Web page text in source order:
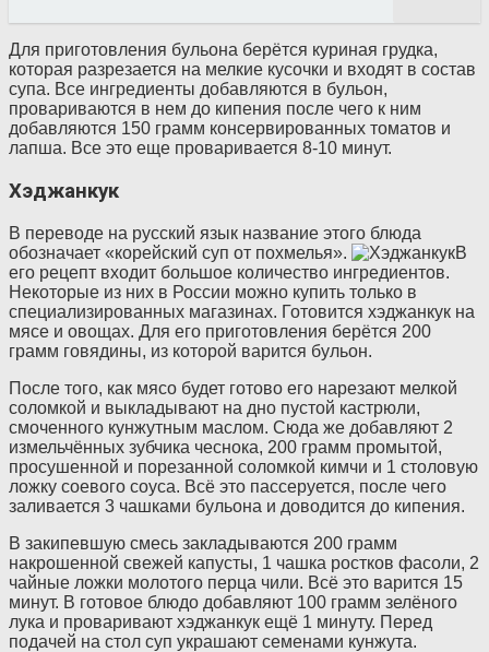
Для приготовления бульона берётся куриная грудка,
которая разрезается на мелкие кусочки и входят в состав
супа. Все ингредиенты добавляются в бульон,
провариваются в нем до кипения после чего к ним
добавляются 150 грамм консервированных томатов и
лапша. Все это еще проваривается 8-10 минут.
Хэджанкук
В переводе на русский язык название этого блюда
обозначает «корейский суп от похмелья».
В
его рецепт входит большое количество ингредиентов.
Некоторые из них в России можно купить только в
специализированных магазинах. Готовится хэджанкук на
мясе и овощах. Для его приготовления берётся 200
грамм говядины, из которой варится бульон.
После того, как мясо будет готово его нарезают мелкой
соломкой и выкладывают на дно пустой кастрюли,
смоченного кунжутным маслом. Сюда же добавляют 2
измельчённых зубчика чеснока, 200 грамм промытой,
просушенной и порезанной соломкой кимчи и 1 столовую
ложку соевого соуса. Всё это пассеруется, после чего
заливается 3 чашками бульона и доводится до кипения.
В закипевшую смесь закладываются 200 грамм
накрошенной свежей капусты, 1 чашка ростков фасоли, 2
чайные ложки молотого перца чили. Всё это варится 15
минут. В готовое блюдо добавляют 100 грамм зелёного
лука и проваривают хэджанкук ещё 1 минуту. Перед
подачей на стол суп украшают семенами кунжута.